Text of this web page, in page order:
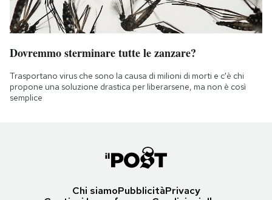
Dovremmo sterminare tutte le zanzare?
Trasportano virus che sono la causa di milioni di morti e c'è chi
propone una soluzione drastica per liberarsene, ma non è così
semplice
Chi siamoPubblicitàPrivacy